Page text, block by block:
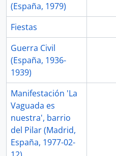
(España, 1979)
Fiestas
Guerra Civil
(España, 1936-
1939)
Manifestación 'La
Vaguada es
nuestra', barrio
del Pilar (Madrid,
España, 1977-02-